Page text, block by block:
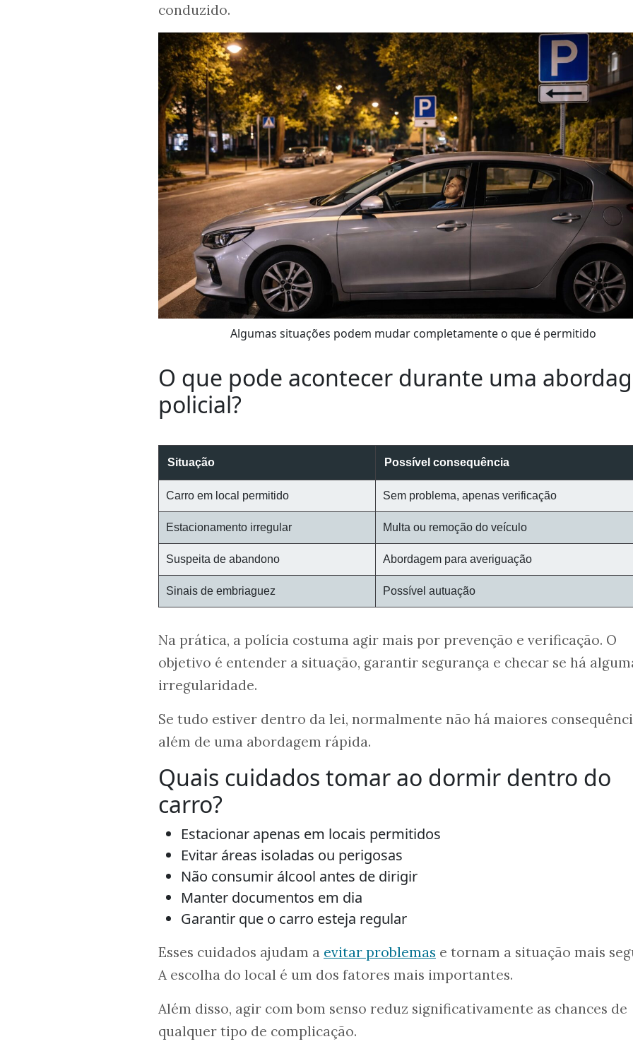
conduzido.
Algumas situações podem mudar completamente o que é permitido
O que pode acontecer durante uma
policial?
Situação Possível consequência
Carro em local permitido Sem problema, apenas verificação
Estacionamento irregular Multa ou remoção do veículo
Suspeita de abandono Abordagem para averiguação
Sinais de embriaguez Possível autuação
Na prática, a polícia costuma agir mais por prevenção e verificação. O
objetivo é entender a situação, garantir segurança e checar se há
irregularidade.
Se tudo estiver dentro da lei, normalmente não há maiores
além de uma abordagem rápida.
Quais cuidados tomar ao dormir dentro do
carro?
Estacionar apenas em locais permitidos
Evitar áreas isoladas ou perigosas
Não consumir álcool antes de dirigir
Manter documentos em dia
Garantir que o carro esteja regular
Esses cuidados ajudam a evitar problemas e tornam a situação mais
A escolha do local é um dos fatores mais importantes.
Além disso, agir com bom senso reduz significativamente as chances de
qualquer tipo de complicação.